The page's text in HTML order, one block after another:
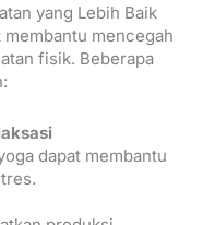
yang Lebih Baik
mencegah
fisik. Beberapa
dapat membantu